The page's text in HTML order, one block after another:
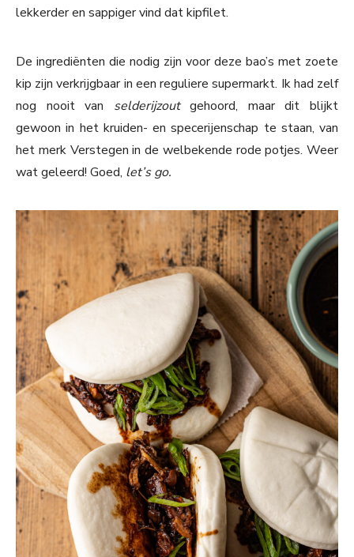
lekkerder en sappiger vind dat kipfilet.
De ingrediënten die nodig zijn voor deze bao’s met zoete
kip zijn verkrijgbaar in een reguliere supermarkt. Ik had zelf
nog nooit van selderijzoutgehoord, maar dit blijkt
gewoon in het kruiden- en specerijenschap te staan, van
het merk Verstegen in de welbekende rode potjes. Weer
wat geleerd! Goed, let’s go.